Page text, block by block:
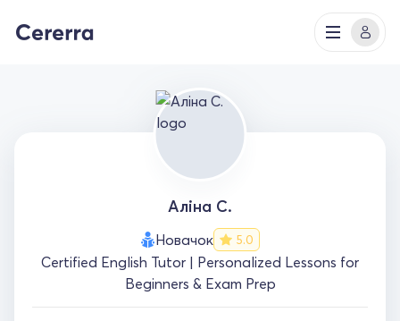
Аліна С.
Новачок 5.0
Certified English Tutor | Personalized Lessons for
Beginners & Exam Prep